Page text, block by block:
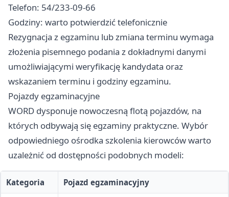
Telefon: 54/233-09-66
Godziny: warto potwierdzić telefonicznie
Rezygnacja z egzaminu lub zmiana terminu wymaga
złożenia pisemnego podania z dokładnymi danymi
umożliwiającymi weryfikację kandydata oraz
wskazaniem terminu i godziny egzaminu.
Pojazdy egzaminacyjne
WORD dysponuje nowoczesną flotą pojazdów, na
których odbywają się egzaminy praktyczne. Wybór
odpowiedniego ośrodka szkolenia kierowców warto
uzależnić od dostępności podobnych modeli:
Kategoria Pojazd egzaminacyjny